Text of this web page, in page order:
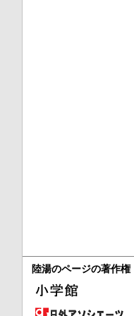
陸湯のページの著作権